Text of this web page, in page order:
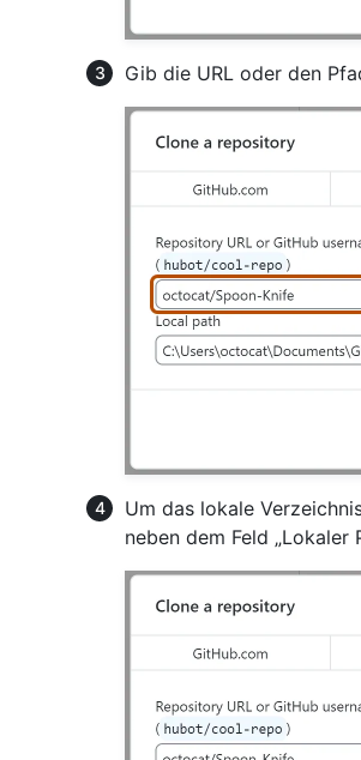
Gib die URL oder den
Um das lokale
neben dem Feld „Lokaler